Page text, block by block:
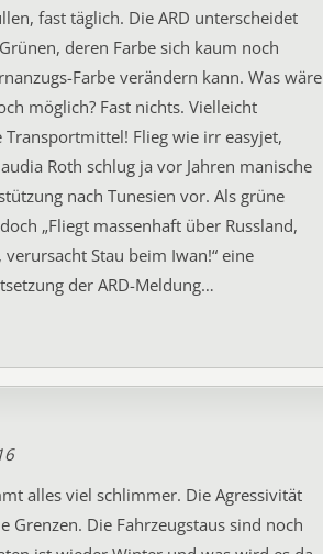
fast täglich. Die ARD unterscheidet
deren Farbe sich kaum noch
Farbe verändern kann. Was wäre
möglich? Fast nichts. Vielleicht
Transportmittel! Flieg wie irr easyjet,
Roth schlug ja vor Jahren manische
nach Tunesien vor. Als grüne
„Fliegt massenhaft über Russland,
Stau beim Iwan!“ eine
der ARD-Meldung…
alles viel schlimmer. Die Agressivität
Grenzen. Die Fahrzeugstaus sind noch